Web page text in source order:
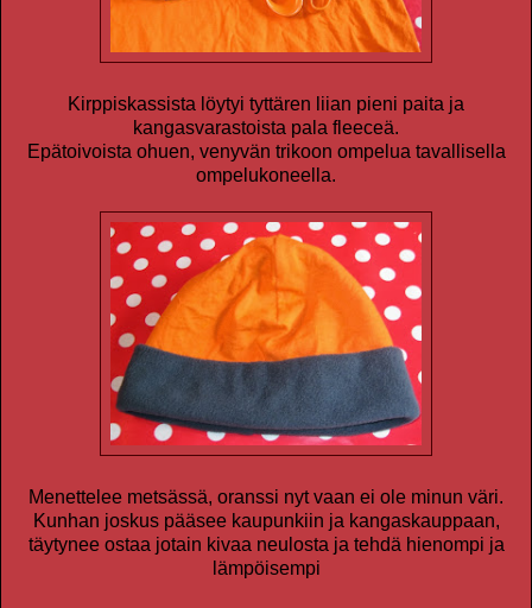
Kirppiskassista löytyi tyttären liian pieni paita ja
kangasvarastoista pala fleeceä.
Epätoivoista ohuen, venyvän trikoon ompelua tavallisella
ompelukoneella.
Menettelee metsässä, oranssi nyt vaan ei ole minun väri.
Kunhan joskus pääsee kaupunkiin ja kangaskauppaan,
täytynee ostaa jotain kivaa neulosta ja tehdä hienompi ja
lämpöisempi